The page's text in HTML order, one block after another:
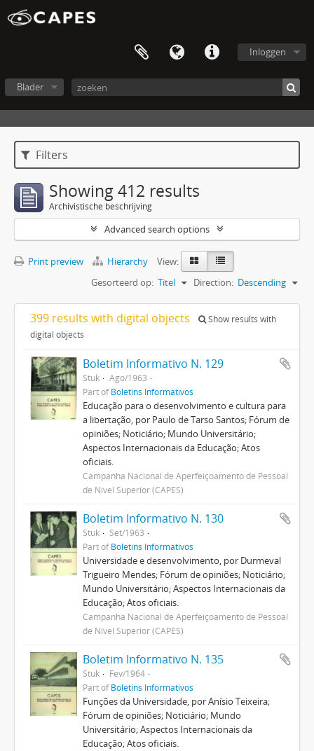
Inloggen
Blader
Filters
Showing 412 results
Archivistische beschrijving
Advanced search options
Print preview Hierarchy
View:
Gesorteerd op: Titel Direction: Descending
399 results with digital objects
Show results with
digital objects
Boletim Informativo N. 129
Stuk
Ago/1963
Part ofBoletins Informativos
Educação para o desenvolvimento e cultura para
a libertação, por Paulo de Tarso Santos; Fórum de
opiniões; Noticiário; Mundo Universitário;
Aspectos Internacionais da Educação; Atos
oficiais.
Campanha Nacional de Aperfeiçoamento de Pessoal
de Nível Superior (CAPES)
Boletim Informativo N. 130
Stuk
Set/1963
Part ofBoletins Informativos
Universidade e desenvolvimento, por Durmeval
Trigueiro Mendes; Fórum de opiniões; Noticiário;
Mundo Universitário; Aspectos Internacionais da
Educação; Atos oficiais.
Campanha Nacional de Aperfeiçoamento de Pessoal
de Nível Superior (CAPES)
Boletim Informativo N. 135
Stuk
Fev/1964
Part ofBoletins Informativos
Funções da Universidade, por Anísio Teixeira;
Fórum de opiniões; Noticiário; Mundo
Universitário; Aspectos Internacionais da
Educação; Atos oficiais.